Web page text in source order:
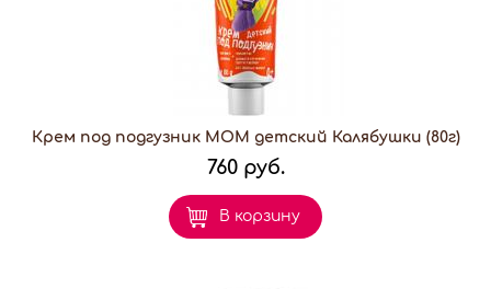
Крем под подгузник МОМ детский Калябушки (80г)
760 руб.
В корзину